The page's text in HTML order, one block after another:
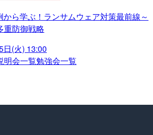
から学ぶ！ランサムウェア対策最前線～
重防御戦略
(火) 13:00
明会一覧勉強会一覧